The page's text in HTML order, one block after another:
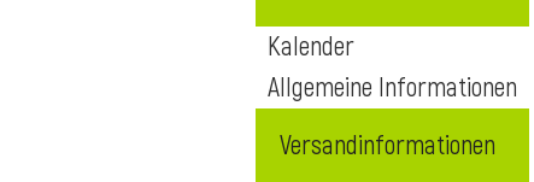
Kalender
Allgemeine Informationen
Versandinformationen